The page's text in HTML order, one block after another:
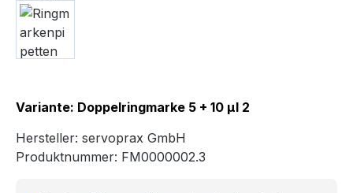
Variante: Doppelringmarke 5 + 10 µl 2
Hersteller: servoprax GmbH
Produktnummer: FM0000002.3